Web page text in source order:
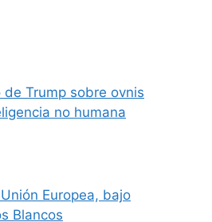
Trump sobre ovnis
no humana
Europea, bajo
Blancos